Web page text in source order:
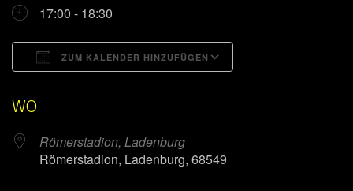
17:00 - 18:30
ZUM KALENDER HINZUFÜGEN
WO
Römerstadion, Ladenburg
Römerstadion, Ladenburg, 68549